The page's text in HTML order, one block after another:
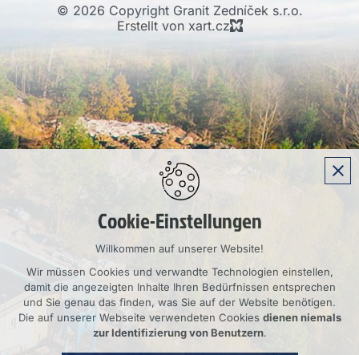
© 2026 Copyright Granit Zedníček s.r.o.
Erstellt von xart.cz
Cookie-Einstellungen
Willkommen auf unserer Website!
Wir müssen Cookies und verwandte Technologien einstellen,
damit die angezeigten Inhalte Ihren Bedürfnissen entsprechen
und Sie genau das finden, was Sie auf der Website benötigen.
Die auf unserer Webseite verwendeten Cookies dienen niemals
zur Identifizierung von Benutzern.